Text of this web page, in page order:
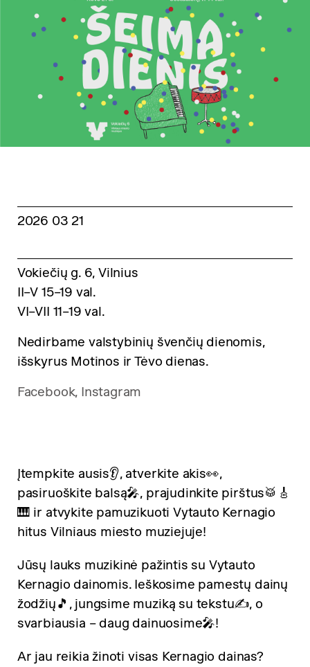
Įtempkite ausis👂, atverkite akis👀,
pasiruoškite balsą🎤, prajudinkite pirštus🥁🎸
🎹 ir atvykite pamuzikuoti Vytauto Kernagio
hitus Vilniaus miesto muziejuje!
Jūsų lauks muzikinė pažintis su Vytauto
Kernagio dainomis. Ieškosime pamestų dainų
žodžių🎵, jungsime muziką su tekstu✍️, o
svarbiausia – daug dainuosime🎤!
Ar jau reikia žinoti visas Kernagio dainas?
2026 03 21
Vokiečių g. 6, Vilnius
II–V 15–19 val.
VI–VII 11–19 val.
Nedirbame valstybinių švenčių dienomis,
išskyrus Motinos ir Tėvo dienas.
Facebook, Instagram